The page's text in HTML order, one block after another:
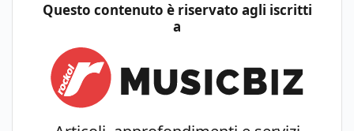
Questo contenuto è riservato agli iscritti
a